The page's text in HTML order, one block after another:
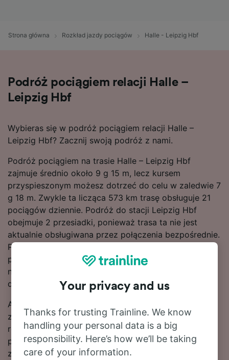
Strona główna Rozkład jazdy pociągów Halle - Leipzig Hbf
Podróż pociągiem relacji Halle –
Leipzig Hbf
Wybieras się w podróż pociągiem relacji Halle –
Leipzig Hbf? Zacznij swoją podróż z nami.
Podróż pociągiem na trasie Halle – Leipzig Hbf
zajmuje średnio około 9 g 15 m, lecz kursem
przyspieszonym możesz dotrzeć do celu w zaledwie 7
g 18 m. Zwykle ta licząca 573 km trasę obsługuje 21
pociągów dziennie. Podróż do stacji Leipzig Hbf
obejmuje 2 przesiadki, ponieważ trasa ta nie jest
aktualnie obsługiwana przez połączenia bezpośrednie.
Podróż do stacji Leipzig Hbf możesz odbyć
pociągiem DB lub ICE – obaj przewoźnicy oferują
nowoczesne i komfortowe składy, dzięki którym
dostaniesz się tam w mgnieniu oka.
Aby pomóc Ci w znalezieniu najlepszych ofert,
zaznaczymy najtańsze bilety na przejazd pociągiem
relacji Halle – Leipzig Hbf w naszym narzędziu do
planowania podróży. Pamiętaj tylko, że im szybciej
zarezerwujesz bilety, tym więcej zaoszczędzisz!
Your privacy and us
Thanks for trusting Trainline. We know
handling your personal data is a big
responsibility. Here’s how we’ll be taking
care of your information.